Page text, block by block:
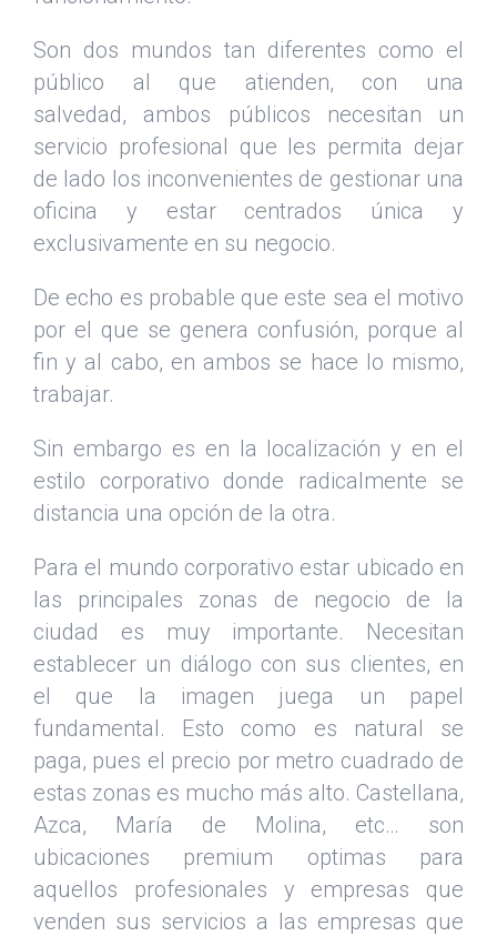
Son dos mundos tan diferentes como el
público al que atienden, con una
salvedad, ambos públicos necesitan un
servicio profesional que les permita dejar
de lado los inconvenientes de gestionar una
oficina y estar centrados única y
exclusivamente en su negocio.
De echo es probable que este sea el motivo
por el que se genera confusión, porque al
fin y al cabo, en ambos se hace lo mismo,
trabajar.
Sin embargo es en la localización y en el
estilo corporativo donde radicalmente se
distancia una opción de la otra.
Para el mundo corporativo estar ubicado en
las principales zonas de negocio de la
ciudad es muy importante. Necesitan
establecer un diálogo con sus clientes, en
el que la imagen juega un papel
fundamental. Esto como es natural se
paga, pues el precio por metro cuadrado de
estas zonas es mucho más alto. Castellana,
Azca, María de Molina, etc… son
ubicaciones premium optimas para
aquellos profesionales y empresas que
venden sus servicios a las empresas que